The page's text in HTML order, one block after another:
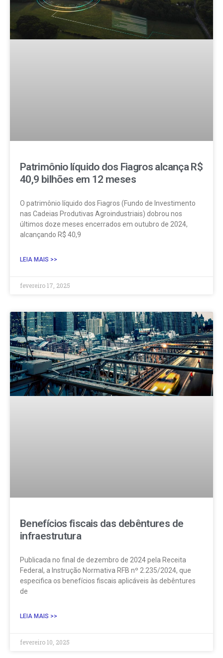
Patrimônio líquido dos Fiagros alcança R$
40,9 bilhões em 12 meses
O patrimônio líquido dos Fiagros (Fundo de Investimento
nas Cadeias Produtivas Agroindustriais) dobrou nos
últimos doze meses encerrados em outubro de 2024,
alcançando R$ 40,9
LEIA MAIS >>
fevereiro 17, 2025
Benefícios fiscais das debêntures de
infraestrutura
Publicada no final de dezembro de 2024 pela Receita
Federal, a Instrução Normativa RFB nº 2.235/2024, que
especifica os benefícios fiscais aplicáveis às debêntures
de
LEIA MAIS >>
fevereiro 10, 2025